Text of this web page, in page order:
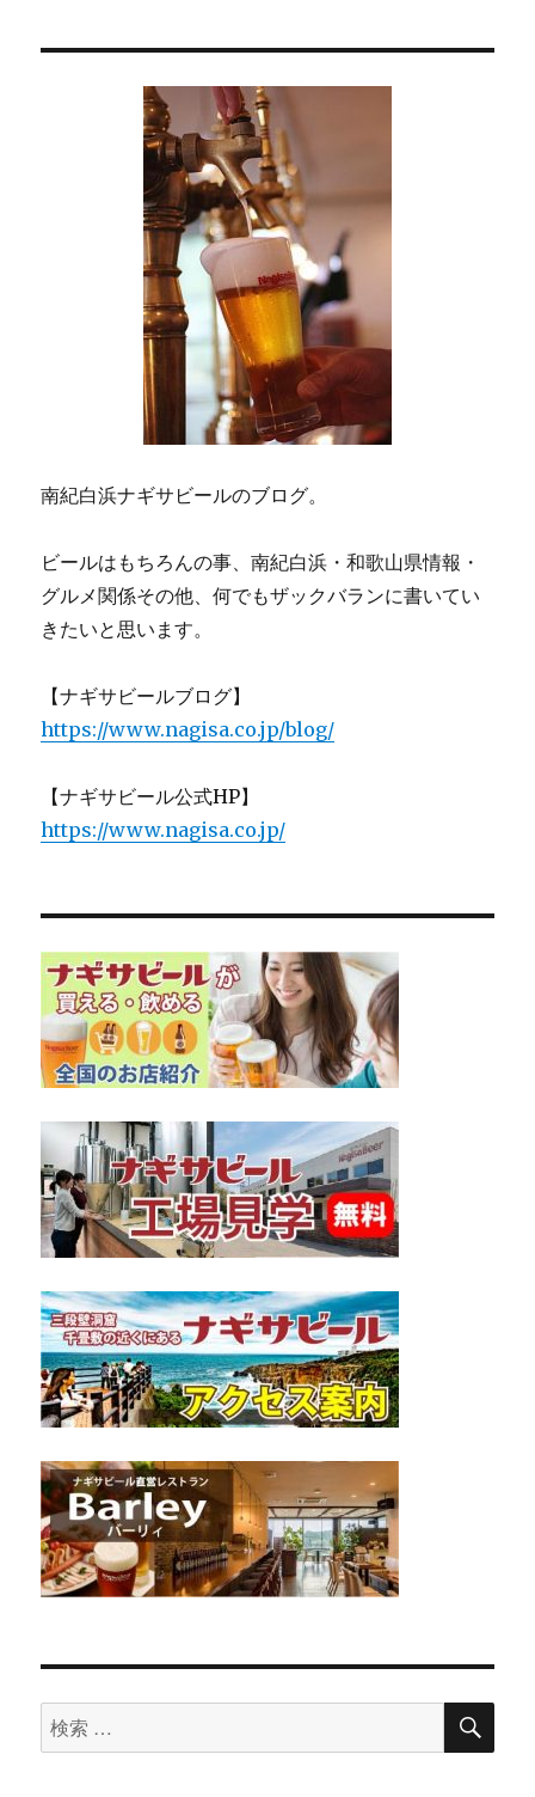
ン
南紀白浜ナギサビールのブログ。
ビールはもちろんの事、南紀白浜・和歌山県情報・
グルメ関係その他、何でもザックバランに書いてい
きたいと思います。
【ナギサビールブログ】
https://www.nagisa.co.jp/blog/
【ナギサビール公式HP】
https://www.nagisa.co.jp/
検
索
検